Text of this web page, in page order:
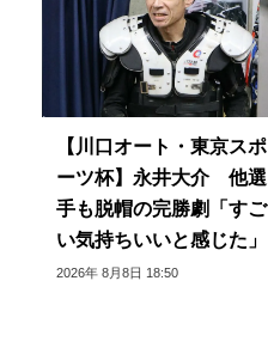
【川口オート・東京スポ
ーツ杯】永井大介 他選
手も脱帽の完勝劇「すご
い気持ちいいと感じた」
2026年 8月8日 18:50